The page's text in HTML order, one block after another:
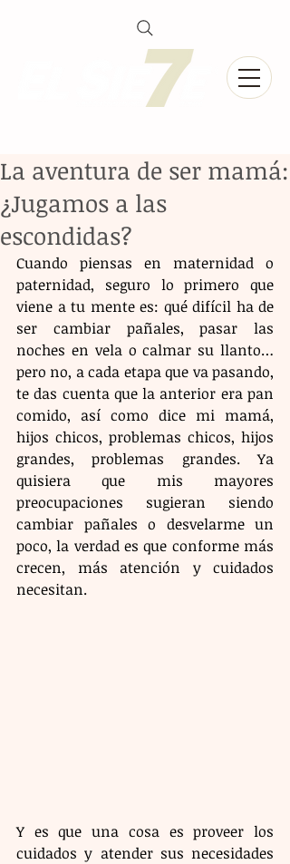
La aventura de ser mamá:
¿Jugamos a las
escondidas?
Cuando piensas en maternidad o
paternidad, seguro lo primero que
viene a tu mente es: qué difícil ha de
ser cambiar pañales, pasar las
noches en vela o calmar su llanto…
pero no, a cada etapa que va pasando,
te das cuenta que la anterior era pan
comido, así como dice mi mamá,
hijos chicos, problemas chicos, hijos
grandes, problemas grandes. Ya
quisiera que mis mayores
preocupaciones sugieran siendo
cambiar pañales o desvelarme un
poco, la verdad es que conforme más
crecen, más atención y cuidados
necesitan.
Y es que una cosa es proveer los
cuidados y atender sus necesidades